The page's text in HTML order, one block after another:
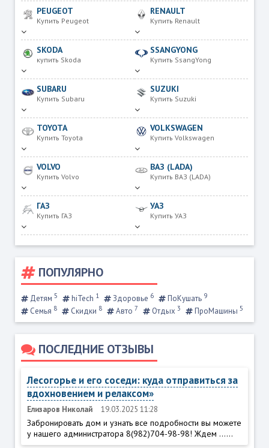
PEUGEOT
Купить Peugeot
RENAULT
Купить Renault
SKODA
купить Skoda
SSANGYONG
Купить SsangYong
SUBARU
Купить Subaru
SUZUKI
Купить Suzuki
TOYOTA
Купить Toyota
VOLKSWAGEN
Купить Volkswagen
VOLVO
Купить Volvo
ВАЗ (LADA)
Купить ВАЗ (LADA)
ГАЗ
Купить ГАЗ
УАЗ
Купить УАЗ
ПОПУЛЯРНО
Детям 5 hiTech 1 Здоровье 6 ПоКушать 9
Семья 8 Скидки 8 Авто 7 Отдых 3 ПроМашины 5
ПОСЛЕДНИЕ ОТЗЫВЫ
Лесогорье и его соседи: куда отправиться за
вдохновением и релаксом»
Елизаров Николай 19.03.2025 11:28
Забронировать дом и узнать все подробности вы можете
у нашего администратора 8(982)704-98-98! Ждем ......